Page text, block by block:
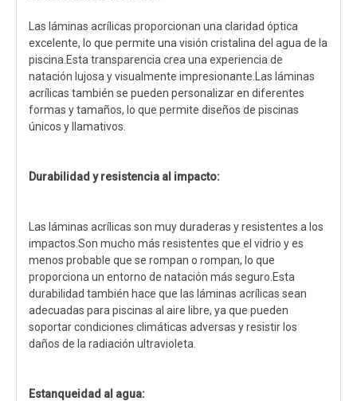
Las láminas acrílicas proporcionan una claridad óptica
excelente, lo que permite una visión cristalina del agua de la
piscina.Esta transparencia crea una experiencia de
natación lujosa y visualmente impresionante.Las láminas
acrílicas también se pueden personalizar en diferentes
formas y tamaños, lo que permite diseños de piscinas
únicos y llamativos.
Durabilidad y resistencia al impacto:
Las láminas acrílicas son muy duraderas y resistentes a los
impactos.Son mucho más resistentes que el vidrio y es
menos probable que se rompan o rompan, lo que
proporciona un entorno de natación más seguro.Esta
durabilidad también hace que las láminas acrílicas sean
adecuadas para piscinas al aire libre, ya que pueden
soportar condiciones climáticas adversas y resistir los
daños de la radiación ultravioleta.
Estanqueidad al agua: